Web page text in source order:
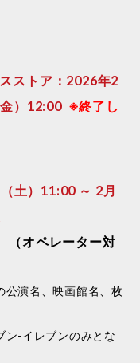
ストア：2026年2
）12:00 ※終了し
土）11:00 ～ 2月
オペレーター対
演名、映画館名、枚
ン-イレブンのみとな